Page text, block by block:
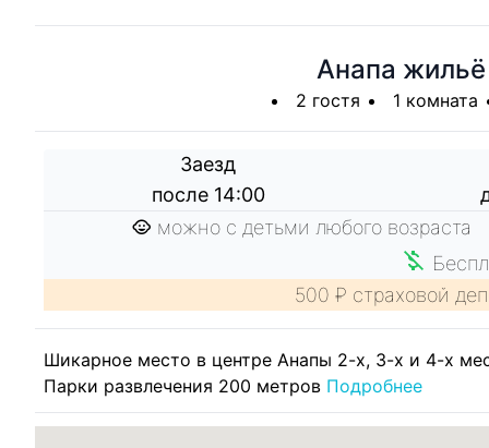
Анапа
2 гостя 1 комната
Заезд
после 14:00
можно с детьми любого возраста
500 ₽ страховой
Шикарное место в центре Анапы 2-х, 3-х и 4-х
Парки развлечения 200 метров Подробнее